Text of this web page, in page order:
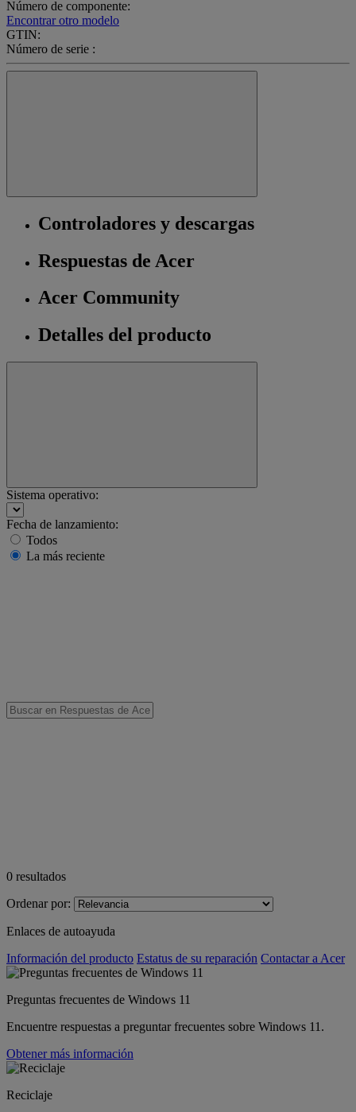
Número de componente:
Encontrar otro modelo
GTIN:
Número de serie :
Controladores y descargas
Respuestas de Acer
Acer Community
Detalles del producto
Sistema operativo:
Fecha de lanzamiento:
Todos
La más reciente
0 resultados
Ordenar por:
Enlaces de autoayuda
Información del producto Estatus de su reparación Contactar a Acer
Preguntas frecuentes de Windows 11
Encuentre respuestas a preguntar frecuentes sobre Windows 11.
Obtener más información
Reciclaje